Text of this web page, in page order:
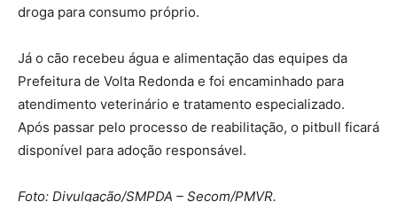
droga para consumo próprio.
Já o cão recebeu água e alimentação das equipes da
Prefeitura de Volta Redonda e foi encaminhado para
atendimento veterinário e tratamento especializado.
Após passar pelo processo de reabilitação, o pitbull ficará
disponível para adoção responsável.
Foto: Divulgação/SMPDA – Secom/PMVR.